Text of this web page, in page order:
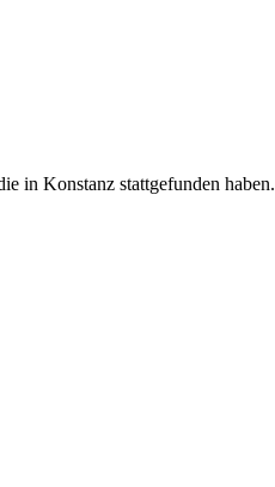
in Konstanz stattgefunden haben.